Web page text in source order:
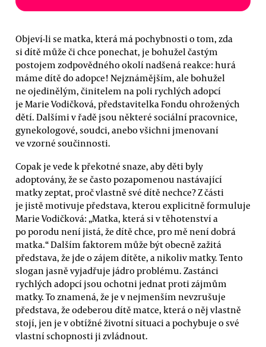
Objeví-li se matka, která má pochybnosti o tom, zda
si dítě může či chce ponechat, je bohužel častým
postojem zodpovědného okolí nadšená reakce: hurá
máme dítě do adopce! Nejznámějším, ale bohužel
ne ojedinělým, činitelem na poli rychlých adopcí
je Marie Vodičková, představitelka Fondu ohrožených
dětí. Dalšími v řadě jsou některé sociální pracovnice,
gynekologové, soudci, anebo všichni jmenovaní
ve vzorné součinnosti.
Copak je vede k překotné snaze, aby děti byly
adoptovány, že se často pozapomenou nastávající
matky zeptat, proč vlastně své dítě nechce? Z části
je jistě motivuje představa, kterou explicitně formuluje
Marie Vodičková: „Matka, která si v těhotenství a
po porodu není jistá, že dítě chce, pro mě není dobrá
matka.“ Dalším faktorem může být obecně zažitá
představa, že jde o zájem dítěte, a nikoliv matky. Tento
slogan jasně vyjadřuje jádro problému. Zastánci
rychlých adopcí jsou ochotni jednat proti zájmům
matky. To znamená, že je v nejmenším nevzrušuje
představa, že odeberou dítě matce, která o něj vlastně
stojí, jen je v obtížné životní situaci a pochybuje o své
vlastní schopnosti ji zvládnout.